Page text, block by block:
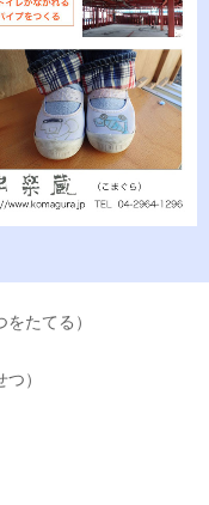
たてる）
）